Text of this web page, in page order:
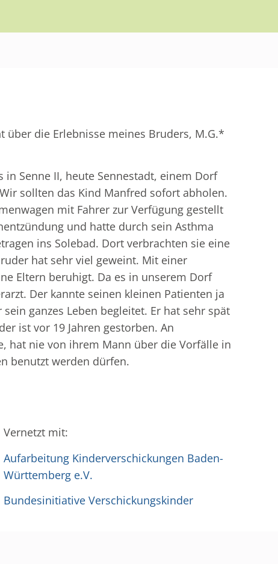
über die Erlebnisse meines Bruders, M.G.*
Senne II, heute Sennestadt, einem Dorf
sollten das Kind Manfred sofort abholen.
mit Fahrer zur Verfügung gestellt
und hatte durch sein Asthma
ins Solebad. Dort verbrachten sie eine
hat sehr viel geweint. Mit einer
Eltern beruhigt. Da es in unserem Dorf
Der kannte seinen kleinen Patienten ja
ganzes Leben begleitet. Er hat sehr spät
ist vor 19 Jahren gestorben. An
hat nie von ihrem Mann über die Vorfälle in
benutzt werden dürfen.
Vernetzt mit:
Aufarbeitung Kinderverschickungen Baden-
Württemberg e.V.
Bundesinitiative Verschickungskinder